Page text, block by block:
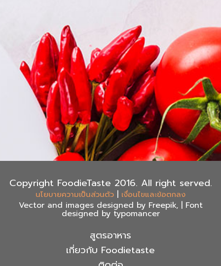
Copyright FoodieTaste 2016. All right served.
นโยบายความเป็นส่วนตัว | เงื่อนไขและข้อตกลง
Vector and images designed by Freepik, | Font
designed by typomancer
สูตรอาหาร
เกี่ยวกับ Foodietaste